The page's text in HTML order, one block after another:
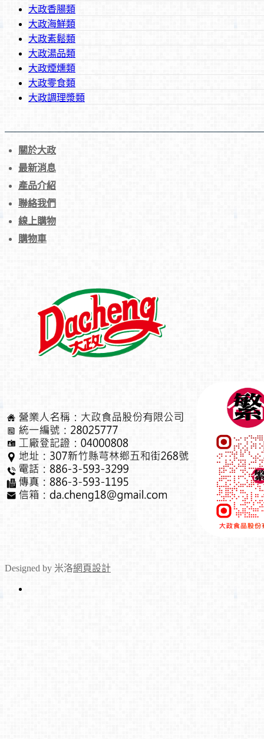
大政香腸類
大政海鮮類
大政素鬆類
大政湯品類
大政煙燻類
大政零食類
大政調理漿類
關於大政
最新消息
產品介紹
聯絡我們
線上購物
購物車
Designed by 米洛網頁設計